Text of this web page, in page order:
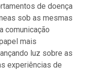
de doença
sob as mesmas
comunicação
mais
luz sobre as
experiências de